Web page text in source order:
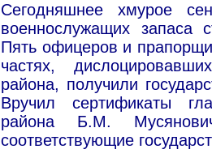
Сегодняшнее хмурое
военнослужащих запаса
Пять офицеров и
частях,
района, получили
Вручил сертификаты
района Б.М.
соответствующие